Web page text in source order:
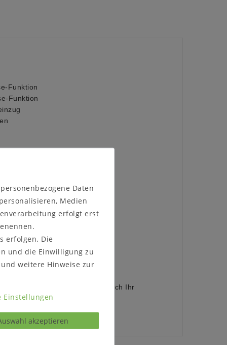
Funktion
Funktion
(Abbildung)
cm
ob das Möbelstück durch Ihr
Daten
Medien
erfolgt erst
erfolgen. Die
und die Einwilligung zu
und weitere Hinweise zur
Einstellungen
akzeptieren